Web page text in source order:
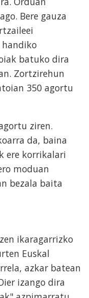
Bere gauza
batuko dira
Zortzirehun
350 agortu
ziren.
da, baina
ere korrikalari
moduan
bezala baita
ikaragarrizko
Euskal
azkar batean
izango dira